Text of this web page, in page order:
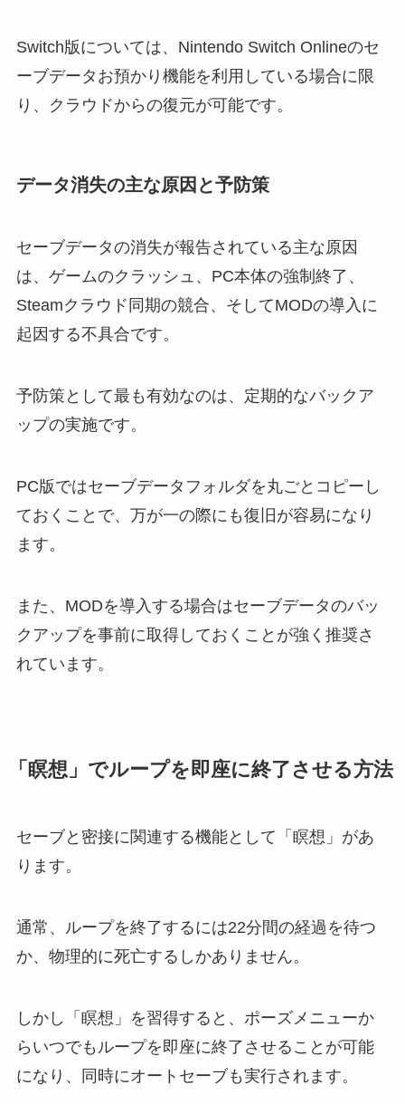
Switch版については、Nintendo Switch Onlineのセ
ーブデータお預かり機能を利用している場合に限
り、クラウドからの復元が可能です。
データ消失の主な原因と予防策
セーブデータの消失が報告されている主な原因
は、ゲームのクラッシュ、PC本体の強制終了、
Steamクラウド同期の競合、そしてMODの導入に
起因する不具合です。
予防策として最も有効なのは、定期的なバックア
ップの実施です。
PC版ではセーブデータフォルダを丸ごとコピーし
ておくことで、万が一の際にも復旧が容易になり
ます。
また、MODを導入する場合はセーブデータのバッ
クアップを事前に取得しておくことが強く推奨さ
れています。
「瞑想」でループを即座に終了させる方法
セーブと密接に関連する機能として「瞑想」があ
ります。
通常、ループを終了するには22分間の経過を待つ
か、物理的に死亡するしかありません。
しかし「瞑想」を習得すると、ポーズメニューか
らいつでもループを即座に終了させることが可能
になり、同時にオートセーブも実行されます。